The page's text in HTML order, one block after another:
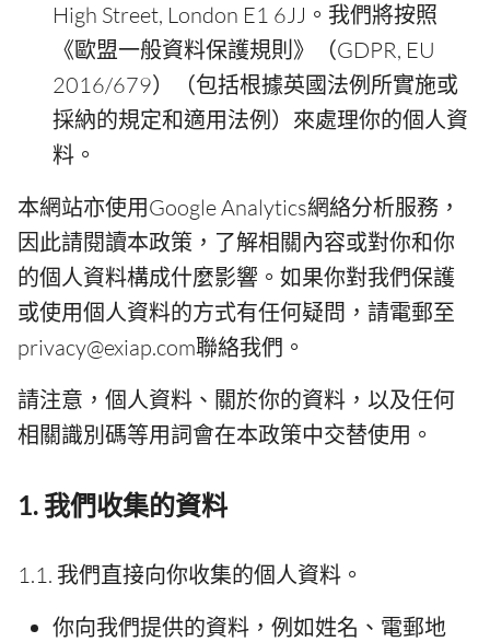
High Street, London E1 6JJ。我們將按照
《歐盟一般資料保護規則》（GDPR, EU
2016/679）（包括根據英國法例所實施或
採納的規定和適用法例）來處理你的個人資
料。
本網站亦使用Google Analytics網絡分析服務，
因此請閱讀本政策，了解相關內容或對你和你
的個人資料構成什麼影響。如果你對我們保護
或使用個人資料的方式有任何疑問，請電郵至
privacy@exiap.com聯絡我們。
請注意，個人資料、關於你的資料，以及任何
相關識別碼等用詞會在本政策中交替使用。
1. 我們收集的資料
1.1. 我們直接向你收集的個人資料。
你向我們提供的資料，例如姓名、電郵地